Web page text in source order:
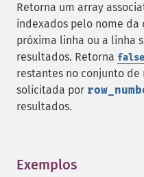
Retorna um array
indexados pelo nome
próxima linha ou a linha
resultados. Retorna false
restantes no conjunto de
solicitada por
resultados.
Exemplos